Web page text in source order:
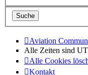
Aviation
Alle Zeiten sind
Alle Cookies
Kontakt